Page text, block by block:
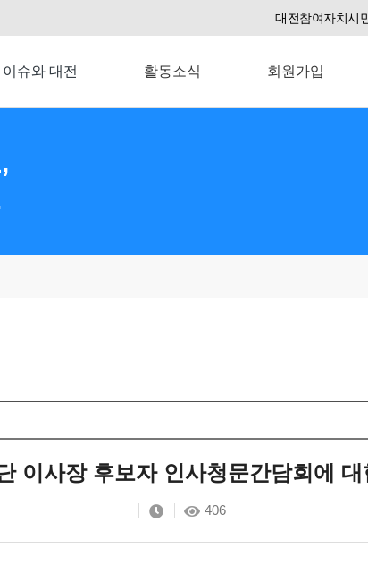
대전참여자치시
이슈와 대전 활동소식 회원가입
이사장 후보자 인사청문간담회에
406